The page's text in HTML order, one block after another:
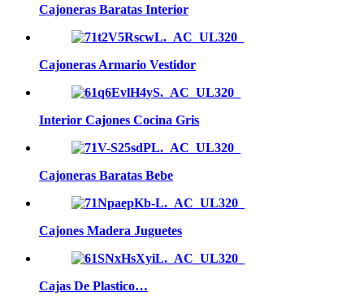
Cajoneras Baratas Interior
Cajoneras Armario Vestidor
Interior Cajones Cocina Gris
Cajoneras Baratas Bebe
Cajones Madera Juguetes
Cajas De Plastico…